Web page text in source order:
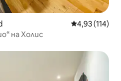
Средна
4,93 (114)
на Холис